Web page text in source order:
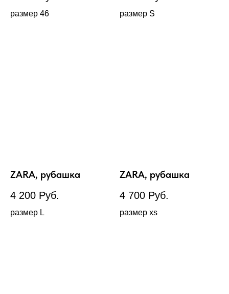
размер 46 размер S
ZARA, рубашка
4 200 Руб.
размер L
ZARA, рубашка
4 700 Руб.
размер xs